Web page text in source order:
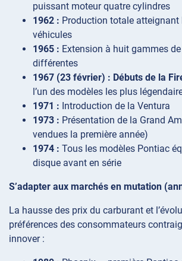
puissant moteur quatre cylindres
1962 : Production totale
véhicules
1965 : Extension à huit gammes
différentes
1967 (23 février) : Débuts de la
l’un des modèles les plus
1971 : Introduction de la Ventura
1973 : Présentation de la Grand
vendues la première année)
1974 : Tous les modèles Pontiac
disque avant en série
S’adapter aux marchés en mutation
La hausse des prix du carburant et
préférences des consommateurs
innover :